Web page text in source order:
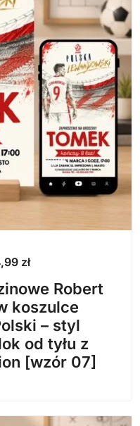
zł.
złAktualna
cena
wynosi:
14,99 zł.
Robert
koszulce
– styl
od tyłu z
[wzór 07]